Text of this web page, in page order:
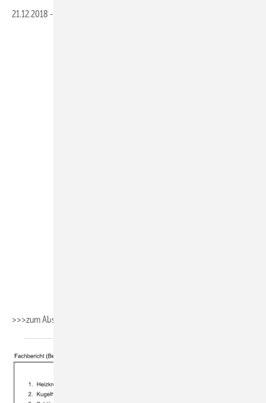
21.12.2018 -
>>>zumAbsaugen>>>Fachbericht_Wassertechnik